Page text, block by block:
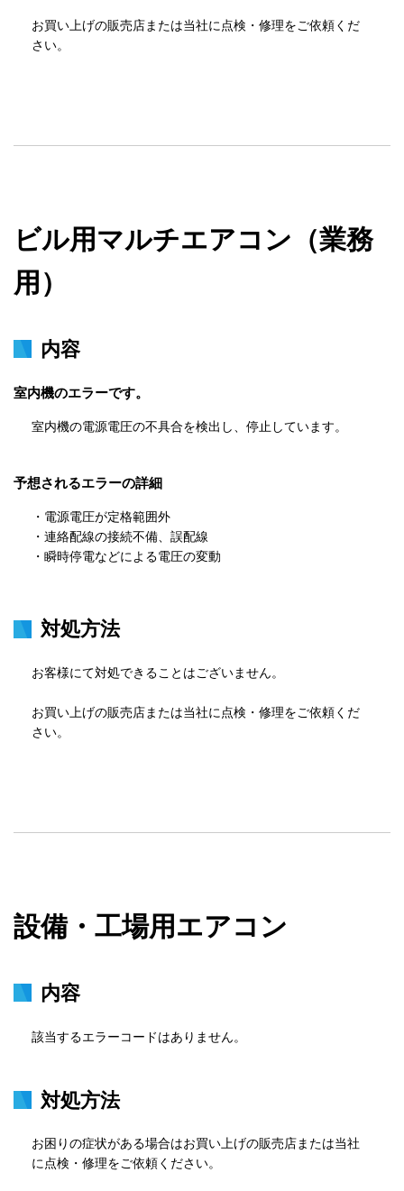
お買い上げの販売店または当社に点検・修理をご依頼くだ
さい。
ビル用マルチエアコン（業務
用）
内容
室内機のエラーです。
室内機の電源電圧の不具合を検出し、停止しています。
予想されるエラーの詳細
・電源電圧が定格範囲外
・連絡配線の接続不備、誤配線
・瞬時停電などによる電圧の変動
対処方法
お客様にて対処できることはございません。
お買い上げの販売店または当社に点検・修理をご依頼くだ
さい。
設備・工場用エアコン
内容
該当するエラーコードはありません。
対処方法
お困りの症状がある場合はお買い上げの販売店または当社
に点検・修理をご依頼ください。